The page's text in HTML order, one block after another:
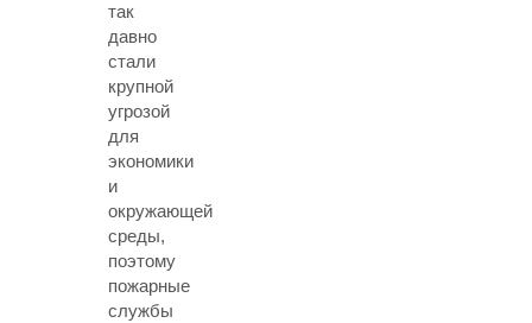
так
давно
стали
крупной
угрозой
для
экономики
и
окружающей
среды,
поэтому
пожарные
службы